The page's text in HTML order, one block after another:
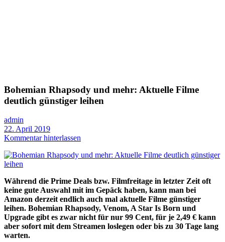
Bohemian Rhapsody und mehr: Aktuelle Filme
deutlich günstiger leihen
admin
22. April 2019
Kommentar hinterlassen
Während die Prime Deals bzw. Filmfreitage in letzter Zeit oft
keine gute Auswahl mit im Gepäck haben, kann man bei
Amazon derzeit endlich auch mal aktuelle Filme günstiger
leihen. Bohemian Rhapsody, Venom, A Star Is Born und
Upgrade gibt es zwar nicht für nur 99 Cent, für je 2,49 € kann
aber sofort mit dem Streamen loslegen oder bis zu 30 Tage lang
warten.